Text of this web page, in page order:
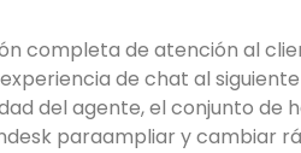
completa de atención al
de chat al siguiente
del agente, el conjunto de
paraampliar y cambiar